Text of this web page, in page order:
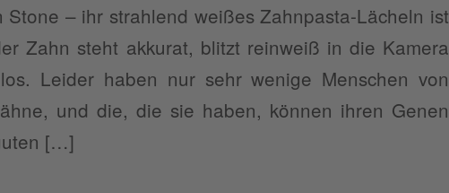
– ihr strahlend weißes Zahnpasta-Lächeln ist
Zahn steht akkurat, blitzt reinweiß in die Kamera
Leider haben nur sehr wenige Menschen von
und die, die sie haben, können ihren Genen
[…]